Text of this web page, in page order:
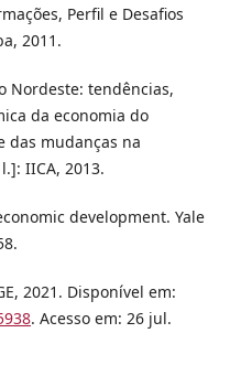
Perfil e Desafios
2011.
Nordeste: tendências,
da economia do
das mudanças na
IICA, 2013.
development. Yale
2021. Disponível em:
. Acesso em: 26 jul.